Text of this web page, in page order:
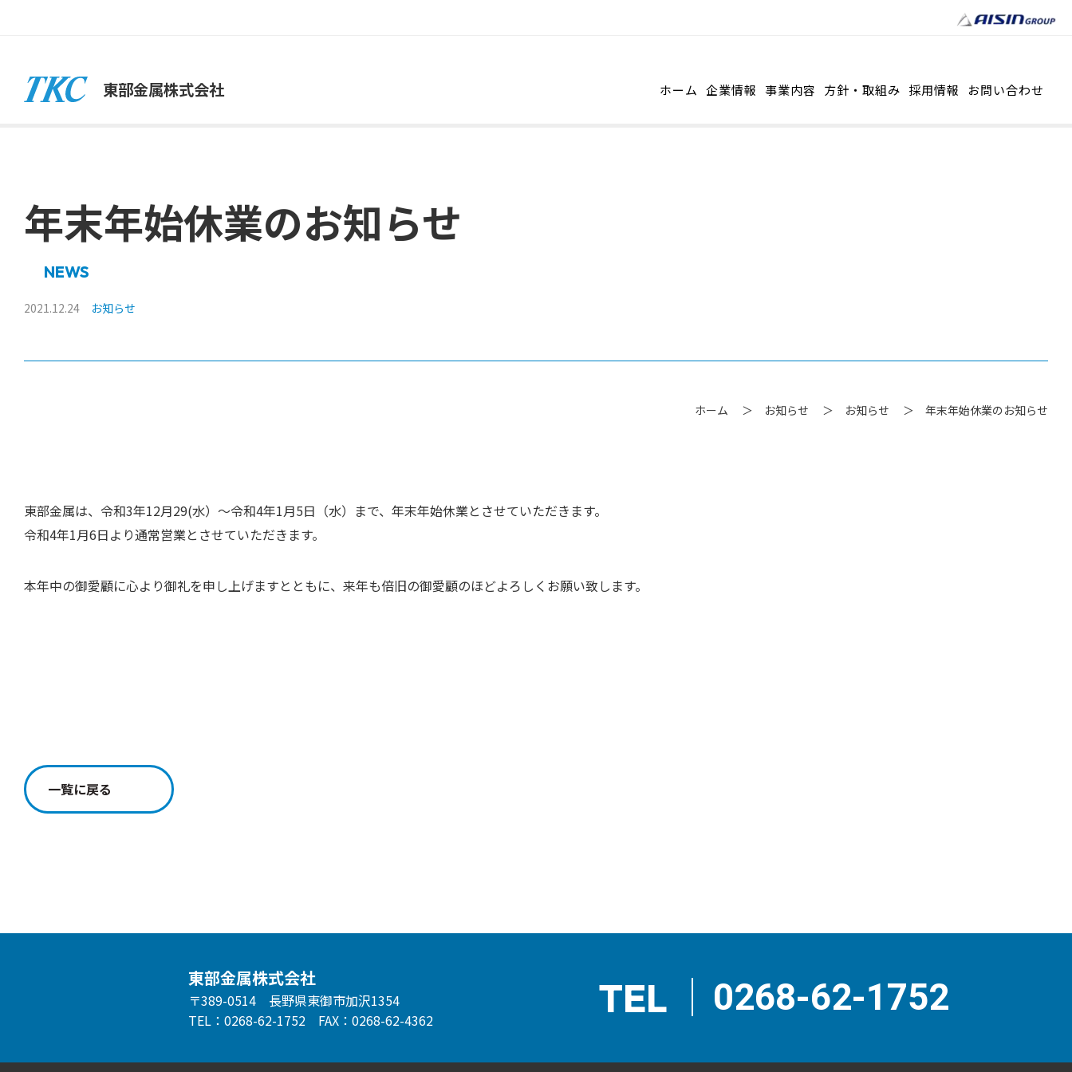
東部金属株式会社 ホーム 企業情報 事業内容 方針・取組み 採用情報 お問い合わせ
年末年始休業のお知らせ
NEWS
2021.12.24 お知らせ
ホーム お知らせ お知らせ 年末年始休業のお知らせ
東部金属は、令和3年12月29(水）～令和4年1月5日（水）まで、年末年始休業とさせていただきます。
令和4年1月6日より通常営業とさせていただきます。
本年中の御愛顧に心より御礼を申し上げますとともに、来年も倍旧の御愛顧のほどよろしくお願い致します。
一覧に戻る
東部金属株式会社
〒389-0514 長野県東御市加沢1354
TEL：0268-62-1752 FAX：0268-62-4362 TEL 0268-62-1752